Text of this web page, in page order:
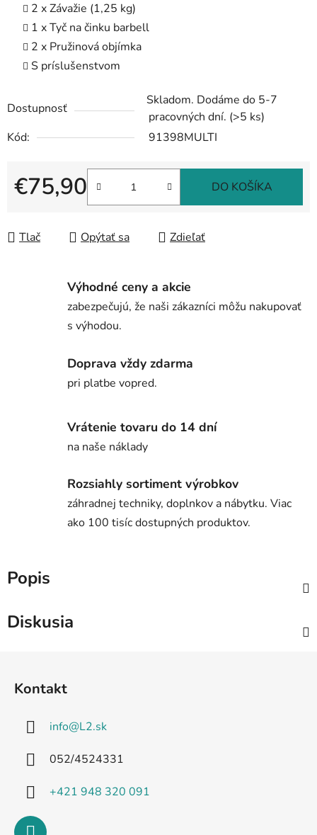
2 x Závažie (1,25 kg)
1 x Tyč na činku barbell
2 x Pružinová objímka
S príslušenstvom
Dostupnosť
Skladom. Dodáme do 5-7
pracovných dní. (>5 ks)
Kód:
91398MULTI
€75,90
Jednotková cena:
DO KOŠÍKA
Tlač Opýtať sa Zdieľať
Výhodné ceny a akcie
zabezpečujú, že naši zákazníci môžu nakupovať
s výhodou.
Doprava vždy zdarma
pri platbe vopred.
Vrátenie tovaru do 14 dní
na naše náklady
Rozsiahly sortiment výrobkov
záhradnej techniky, doplnkov a nábytku. Viac
ako 100 tisíc dostupných produktov.
Popis
Diskusia
Kontakt
info@L2.sk
052/4524331
+421 948 320 091